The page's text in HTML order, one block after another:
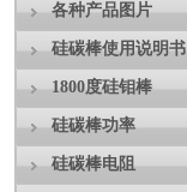
各种产品图片
硅碳棒使用说明书
1800度硅钼棒
硅碳棒功率
硅碳棒电阻